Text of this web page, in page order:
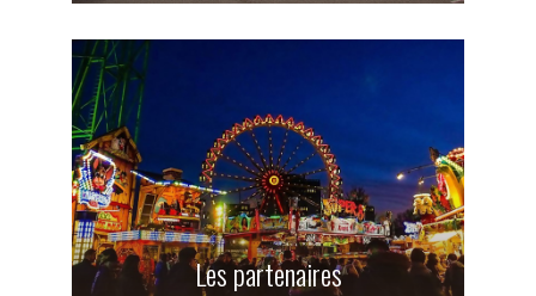
Les partenaires